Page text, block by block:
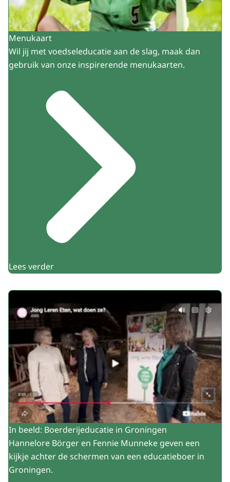
Menukaart
Wil jij met voedseleducatie aan de slag, maak dan
gebruik van onze inspirerende menukaarten.
Lees verder
In beeld: Boerderijeducatie in Groningen
Hannelore Börger en Fennie Munneke geven een
kijkje achter de schermen van een educatieboer in
Groningen.